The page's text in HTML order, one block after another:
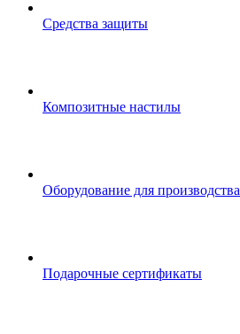
Средства защиты
Композитные настилы
Оборудование для производства
Подарочные сертификаты